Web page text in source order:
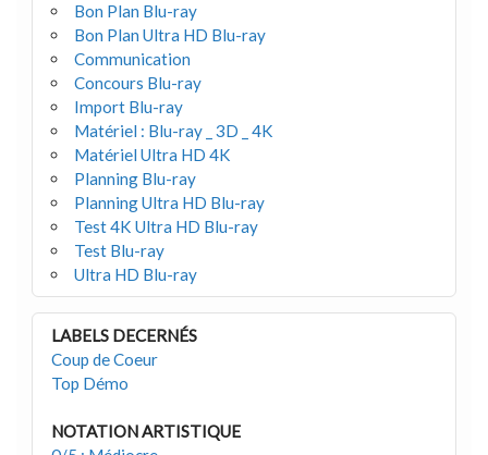
Bon Plan Blu-ray
Bon Plan Ultra HD Blu-ray
Communication
Concours Blu-ray
Import Blu-ray
Matériel : Blu-ray _ 3D _ 4K
Matériel Ultra HD 4K
Planning Blu-ray
Planning Ultra HD Blu-ray
Test 4K Ultra HD Blu-ray
Test Blu-ray
Ultra HD Blu-ray
LABELS DECERNÉS
Coup de Coeur
Top Démo
NOTATION ARTISTIQUE